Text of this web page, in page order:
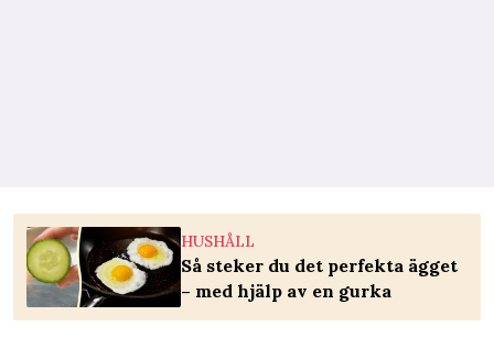
HUSHÅLL
Så steker du det perfekta ägget
– med hjälp av en gurka